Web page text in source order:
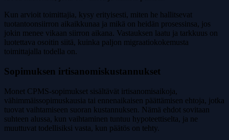
Kun arvioit toimittajia, kysy erityisesti, miten he hallitsevat
tuotantoonsiirron aikaikkunaa ja mikä on heidän prosessinsa, jos
jokin menee vikaan siirron aikana. Vastauksen laatu ja tarkkuus on
luotettava osoitin siitä, kuinka paljon migraatiokokemusta
toimittajalla todella on.
Sopimuksen irtisanomiskustannukset
Monet CPMS-sopimukset sisältävät irtisanomisaikoja,
vähimmäissopimuskausia tai ennenaikaisen päättämisen ehtoja, jotka
tuovat vaihtamiseen suoran kustannuksen. Nämä ehdot sovitaan
suhteen alussa, kun vaihtaminen tuntuu hypoteettiselta, ja ne
muuttuvat todellisiksi vasta, kun päätös on tehty.